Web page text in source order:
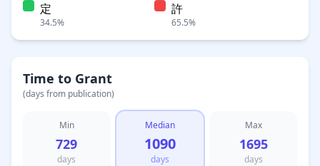
定
34.5%
許
65.5%
Time to Grant
(days from publication)
Min
729
days
Median
1090
days
Max
1695
days